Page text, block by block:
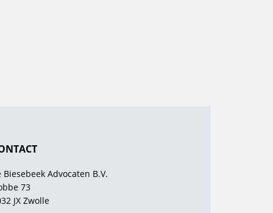
Biesebeek Advocaten B.V.
73
JX Zwolle